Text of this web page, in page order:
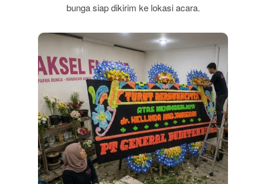
bunga siap dikirim ke lokasi acara.